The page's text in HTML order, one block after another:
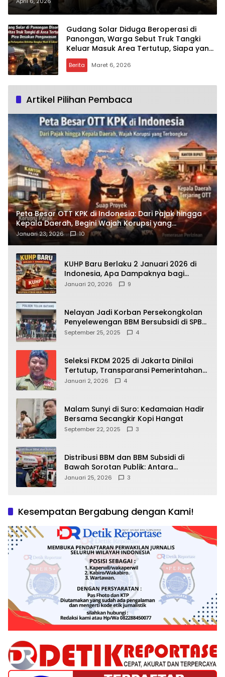
Bermain?
Gudang Solar Diduga Beroperasi di
Panongan, Warga Sebut Truk Tangki
Keluar Masuk Area Tertutup, Siapa yang
Bermain?
Berita Maret 6, 2026
Artikel Pilihan Pembaca
Peta Besar OTT KPK di Indonesia: Dari Pajak hingga
Kepala Daerah, Begini Wajah Korupsi yang
Terbongkar
Januari 23, 2026 10
KUHP Baru Berlaku 2 Januari 2026 di
Indonesia, Apa Dampaknya bagi
Kehidupan Warga? Ini Aturan Kunci
Januari 20, 2026 9
Nelayan Jadi Korban Persekongkolan
Penyelewengan BBM Bersubsidi di SPBU
64.78809 Teluk Batang
September 25, 2025 4
Seleksi FKDM 2025 di Jakarta Dinilai
Tertutup, Transparansi Pemerintahan
Pramono–Rano Dipertanyakan
Januari 2, 2026 4
Malam Sunyi di Suro: Kedamaian Hadir
Bersama Secangkir Kopi Hangat
September 22, 2025 3
Distribusi BBM dan BBM Subsidi di
Bawah Sorotan Publik: Antara
Kepentingan Negara, Hak Konsumen,
Januari 25, 2026 3
Kesempatan Bergabung dengan Kami!